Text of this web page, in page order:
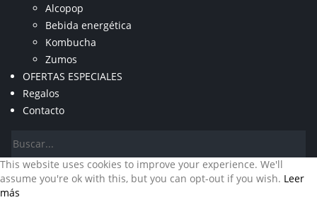
Alcopop
Bebida energética
Kombucha
Zumos
OFERTAS ESPECIALES
Regalos
Contacto
This website uses cookies to improve your experience. We'll
assume you're ok with this, but you can opt-out if you wish. Leer
más